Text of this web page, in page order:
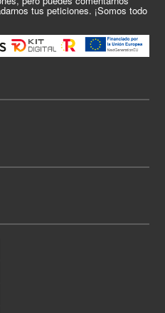
tus peticiones. ¡Somos todo